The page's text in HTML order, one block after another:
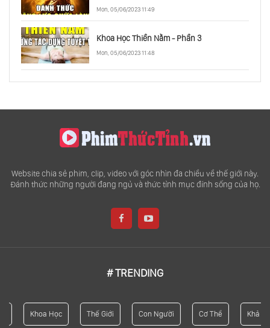
Mon, 05/06/2023 11:49
Khoa Học Thiền Nằm - Phần 3
Mon, 05/06/2023 11:48
Website chia sẻ phim, clip, video với góc nhìn đa chiều về thế giới này.
Đánh thức những người đang ngủ và thức tỉnh mục đính sống của họ.
# TRENDING
Khoa Học Thế Giới Con Người Cơ Thể Khả Năng